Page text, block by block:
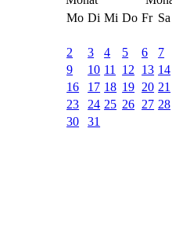
Mo Di Mi Do Fr Sa
2
3 4 5 6 7
9
10 11 12 13 14
16
17 18 19 20 21
23
24 25 26 27 28
30
31